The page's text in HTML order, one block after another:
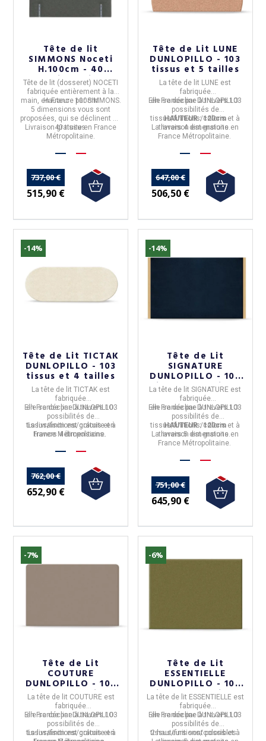
Tête de lit
SIMMONS Noceti
H.100cm - 40
coloris 5 tailles
Tête de lit (dosseret) NOCETI
fabriquée entièrement à la
main, enFrance parSIMMONS.
Hauteur : 100cm
5 dimensions vous sont
proposées, qui se déclinent en
40 tissus.
Livraison gratuite en France
Métropolitaine.
737,00 €
515,90 €
Tête de Lit LUNE
DUNLOPILLO - 103
tissus et 5 tailles
La tête de lit LUNE est
fabriquée
enFranceparDUNLOPILLO.
Elle se décline à travers 103
possibilités de
tissus/finitions/coloriset à
travers4 dimensions.
HAUTEUR : 120cm
La livraison est gratuite en
France Métropolitaine.
647,00 €
506,50 €
-14%
Tête de Lit TICTAK
DUNLOPILLO - 103
tissus et 4 tailles
La tête de lit TICTAK est
fabriquée
enFranceparDUNLOPILLO.
Elle se décline à travers103
possibilités de
tissus/finitions/coloriset à
travers 4 dimensions.
La livraison est gratuite en
France Métropolitaine.
762,00 €
652,90 €
-14%
Tête de Lit
SIGNATURE
DUNLOPILLO - 103
tissus et 5 tailles
La tête de lit SIGNATURE est
fabriquée
en FranceparDUNLOPILLO.
Elle se décline à travers103
possibilités de
tissus/finitions/coloriset à
travers5 dimensions.
HAUTEUR : 120cm
La livraison est gratuite en
France Métropolitaine.
751,00 €
645,90 €
-7%
Tête de Lit
COUTURE
DUNLOPILLO - 103
tissus et 5 tailles
La tête de lit COUTURE est
fabriquée
enFranceparDUNLOPILLO.
Elle se décline à travers103
possibilités de
tissus/finitions/coloriset à
La livraison est gratuite en
-6%
Tête de Lit
ESSENTIELLE
DUNLOPILLO - 103
tissus et 5 tailles
La tête de lit ESSENTIELLE est
fabriquée
en FranceparDUNLOPILLO.
Elle se décline à travers103
possibilités de
tissus/finitions/coloriset à
2 hauteurssont possibles.